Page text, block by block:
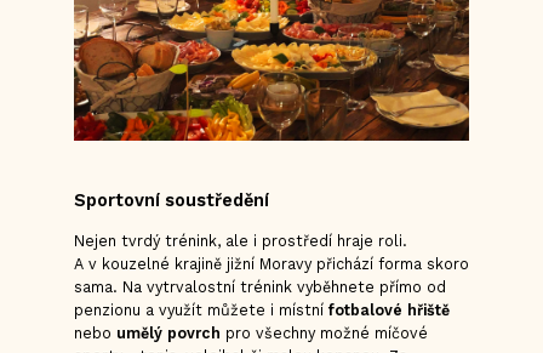
Sportovní soustředění
Nejen tvrdý trénink, ale i prostředí hraje roli.
A v kouzelné krajině jižní Moravy přichází forma skoro
sama. Na vytrvalostní trénink vyběhnete přímo od
penzionu a využít můžete i místní fotbalové hřiště
nebo umělý povrch pro všechny možné míčové